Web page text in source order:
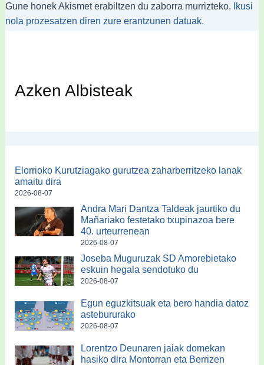
Gune honek Akismet erabiltzen du zaborra murrizteko.
Ikusi
nola prozesatzen diren zure erantzunen datuak.
Azken Albisteak
Elorrioko Kurutziagako gurutzea zaharberritzeko lanak
amaitu dira
2026-08-07
Andra Mari Dantza Taldeak jaurtiko du
Mañariako festetako txupinazoa bere
40. urteurrenean
2026-08-07
Joseba Muguruzak SD Amorebietako
eskuin hegala sendotuko du
2026-08-07
Egun eguzkitsuak eta bero handia datoz
astebururako
2026-08-07
Lorentzo Deunaren jaiak domekan
hasiko dira Montorran eta Berrizen